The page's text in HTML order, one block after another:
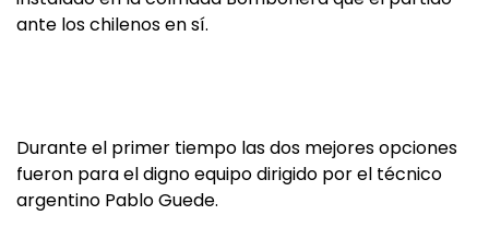
ante los chilenos en sí.
Durante el primer tiempo las dos mejores opciones
fueron para el digno equipo dirigido por el técnico
argentino Pablo Guede.